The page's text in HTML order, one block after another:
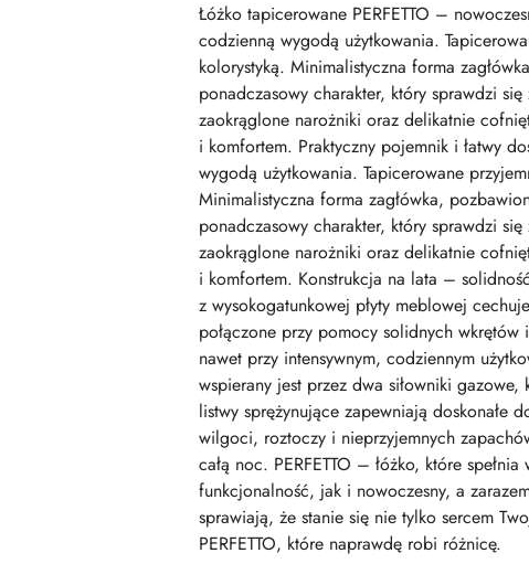
Łóżko tapicerowane PERFETTO –
codzienną wygodą użytkowania.
kolorystyką. Minimalistyczna forma
ponadczasowy charakter, który sprawdzi
zaokrąglone narożniki oraz delikatnie
i komfortem. Praktyczny pojemnik i łatwy
wygodą użytkowania. Tapicerowane
Minimalistyczna forma zagłówka,
ponadczasowy charakter, który sprawdzi
zaokrąglone narożniki oraz delikatnie
i komfortem. Konstrukcja na lata –
z wysokogatunkowej płyty meblowej
połączone przy pomocy solidnych
nawet przy intensywnym, codziennym
wspierany jest przez dwa siłowniki
listwy sprężynujące zapewniają
wilgoci, roztoczy i nieprzyjemnych
całą noc. PERFETTO – łóżko, które
funkcjonalność, jak i nowoczesny, a
sprawiają, że stanie się nie tylko sercem
PERFETTO, które naprawdę robi różnicę.